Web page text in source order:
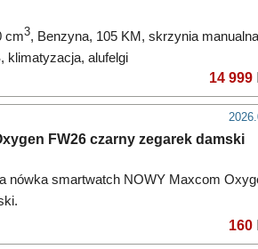
cm3, Benzyna, 105 KM, skrzynia
klimatyzacja, alufelgi
14 999
FW26 czarny zegarek damski
nówka smartwatch NOWY Maxcom
160